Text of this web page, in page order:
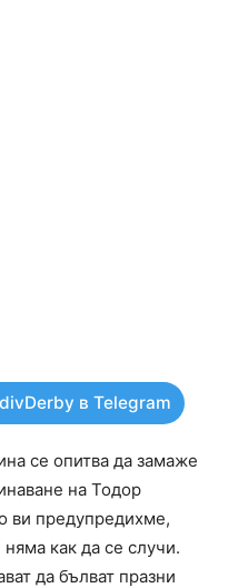
в Telegram
се опитва да замаже
на Тодор
ви предупредихме,
как да се случи.
да бълват празни